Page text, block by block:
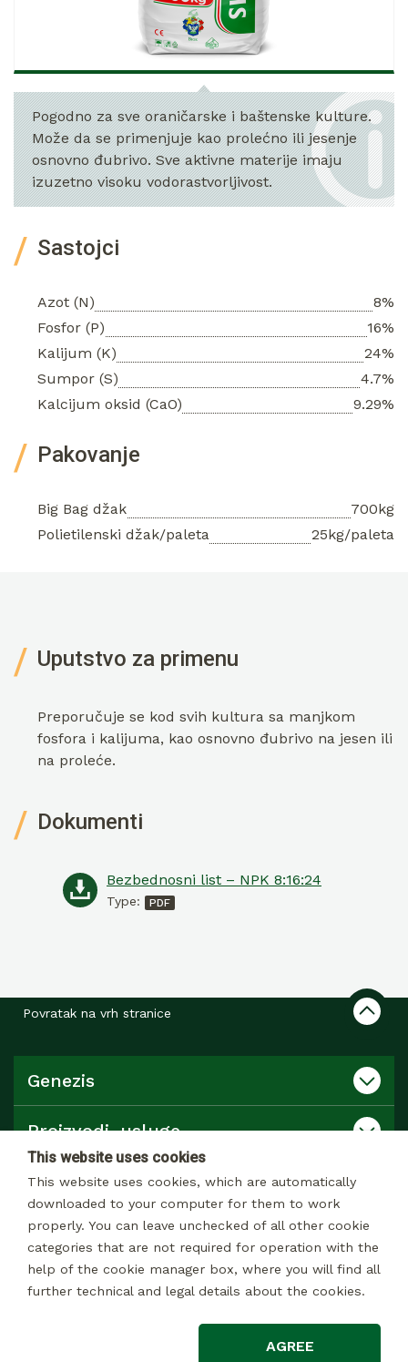
This website uses cookies
This website uses cookies, which are automatically
downloaded to your computer for them to work
properly. You can leave unchecked of all other cookie
categories that are not required for operation with the
help of the cookie manager box, where you will find all
further technical and legal details about the cookies.
AGREE
Pogodno za sve oraničarske i baštenske kulture.
Može da se primenjuje kao prolećno ili jesenje
osnovno đubrivo. Sve aktivne materije imaju
izuzetno visoku vodorastvorljivost.
Sastojci
Azot (N)
8%
Fosfor (P)
16%
Kalijum (K)
24%
Sumpor (S)
4.7%
Kalcijum oksid (CaO)
9.29%
Pakovanje
Big Bag džak
700kg
Polietilenski džak/paleta
25kg/paleta
Uputstvo za primenu
Preporučuje se kod svih kultura sa manjkom
fosfora i kalijuma, kao osnovno đubrivo na jesen ili
na proleće.
Dokumenti
Bezbednosni list – NPK 8:16:24
Type:
Povratak na vrh stranice
Genezis
Proizvodi, usluge
Katalog
Kontakt
© 2026 © 2017 Sva prava zadržana